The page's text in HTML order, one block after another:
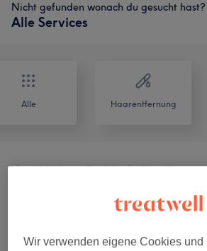
Nicht gefunden wonach du gesucht hast?
Alle Services
Alle Haarentfernung
Verschiedene Gesichtsbehandlungen
Wir verwenden eigene Cookies und